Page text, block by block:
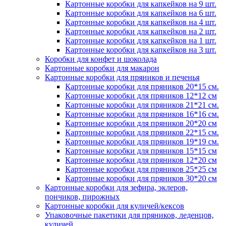
Картонные коробки для капкейков на 9 шт.
Картонные коробки для капкейков на 6 шт.
Картонные коробки для капкейков на 4 шт.
Картонные коробки для капкейков на 2 шт.
Картонные коробки для капкейков на 1 шт.
Картонные коробки для капкейков на 3 шт.
Коробки для конфет и шоколада
Картонные коробки для макарон
Картонные коробки для пряников и печенья
Картонные коробки для пряников 20*15 см.
Картонные коробки для пряников 12*12 см
Картонные коробки для пряников 21*21 см.
Картонные коробки для пряников 16*16 см.
Картонные коробки для пряников 20*20 см
Картонные коробки для пряников 22*15 см.
Картонные коробки для пряников 19*19 см.
Картонные коробки для пряников 15*15 см
Картонные коробки для пряников 12*20 см
Картонные коробки для пряников 25*25 см
Картонные коробки для пряников 30*20 см
Картонные коробки для зефира, эклеров,
пончиков, пирожных
Картонные коробки для куличей/кексов
Упаковочные пакетики для пряников, леденцов,
куличей